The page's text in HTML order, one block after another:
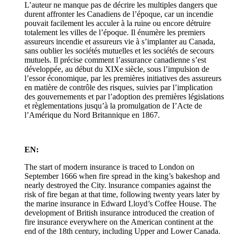
L’auteur ne manque pas de décrire les multiples dangers que
durent affronter les Canadiens de l’époque, car un incendie
pouvait facilement les acculer à la ruine ou encore détruire
totalement les villes de l’époque. Il énumère les premiers
assureurs incendie et assureurs vie à s’implanter au Canada,
sans oublier les sociétés mutuelles et les sociétés de secours
mutuels. Il précise comment l’assurance canadienne s’est
développée, au début du XIXe siècle, sous l’impulsion de
l’essor économique, par les premières initiatives des assureurs
en matière de contrôle des risques, suivies par l’implication
des gouvernements et par l’adoption des premières législations
et règlementations jusqu’à la promulgation de I’Acte de
l’Amérique du Nord Britannique en 1867.
EN:
The start of modern insurance is traced to London on
September 1666 when fire spread in the king’s bakeshop and
nearly destroyed the City. lnsurance companies against the
risk of fire began at that time, following twenty years later by
the marine insurance in Edward Lloyd’s Coffee House. The
development of British insurance introduced the creation of
fire insurance everywhere on the American continent at the
end of the 18th century, including Upper and Lower Canada.